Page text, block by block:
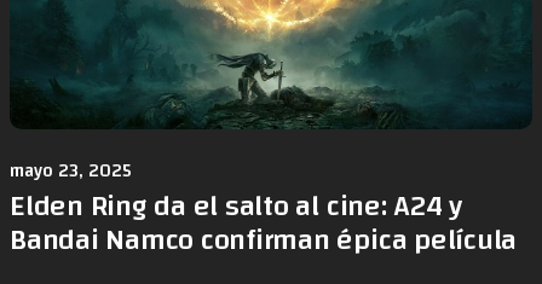
mayo 23, 2025
Elden Ring da el salto al cine: A24 y
Bandai Namco confirman épica película